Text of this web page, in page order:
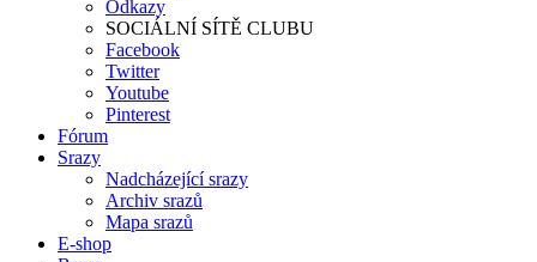
Odkazy
SOCIÁLNÍ SÍTĚ CLUBU
Facebook
Twitter
Youtube
Pinterest
Fórum
Srazy
Nadcházející srazy
Archiv srazů
Mapa srazů
E-shop